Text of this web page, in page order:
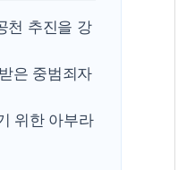
미애, '위안부' 피해자 기림의 날 참
선재도 갯벌서 해루질 중 실종
서 말다툼 중 어머니 흉기 살해
합' 꺼낸 김민석에 '뻔뻔' 받아친
천 추진을 강
은 중범죄자
위한 아부라